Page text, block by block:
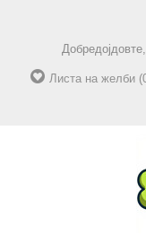
Добредојдовте,
Листа на желби